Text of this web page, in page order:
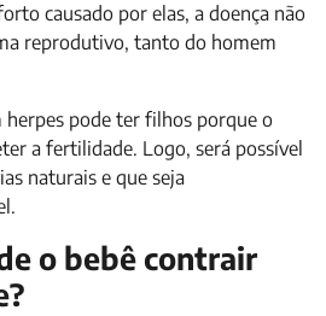
causado por elas, a doença não
reprodutivo, tanto do homem
herpes pode ter filhos porque o
a fertilidade. Logo, será possível
naturais e que seja
o bebê contrair